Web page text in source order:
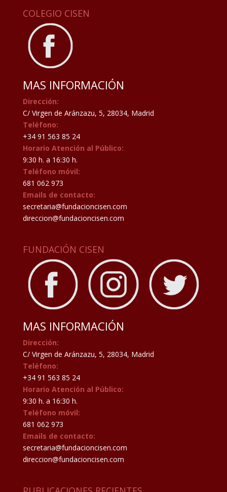
COLEGIO CISEN
MAS INFORMACIÓN
Dirección:
C/ Virgen de Aránzazu, 5, 28034, Madrid
Teléfono:
+34 91 563 85 24
Horario Atención al Público:
9:30 h. a 16:30 h.
Teléfono móvil:
681 062 973
Emails de contacto:
secretaria@fundacioncisen.com
direccion@fundacioncisen.com
FUNDACIÓN CISEN
MAS INFORMACIÓN
Dirección:
C/ Virgen de Aránzazu, 5, 28034, Madrid
Teléfono:
+34 91 563 85 24
Horario Atención al Público:
9:30 h. a 16:30 h.
Teléfono móvil:
681 062 973
Emails de contacto:
secretaria@fundacioncisen.com
direccion@fundacioncisen.com